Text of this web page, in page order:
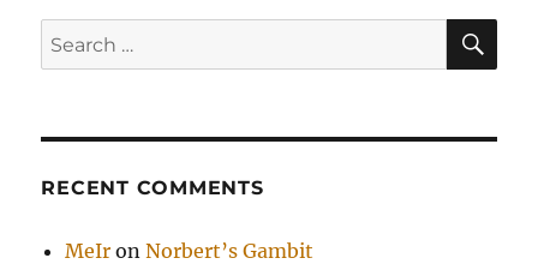
Search
for:
RECENT COMMENTS
MeIr onNorbert’s Gambit